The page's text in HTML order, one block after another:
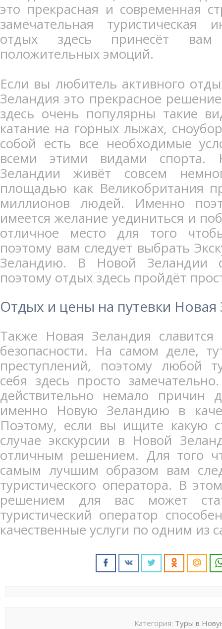
это прекрасная и современная
замечательная туристическая
отдых здесь принесёт вам
положительных эмоций.
Если вы любитель активного
Зеландия это прекрасное
здесь очень популярны такие
катание на горных лыжах,
собой есть все необходимые
всеми этими видами спорта.
Зеландии живёт совсем
площадью как Великобритания
миллионов людей. Именно
имеется желание уединиться и
отличное место для того
поэтому вам следует выбрать
Зеландию. В Новой Зеландии
поэтому отдых здесь пройдёт
Отдых и цены на путевки Новая
Также Новая Зеландия
безопасности. На самом деле,
преступлений, поэтому любой
себя здесь просто
действительно немало причин
именно Новую Зеландию в
Поэтому, если вы ищите какую
случае экскурсии в Новой
отличным решением. Для того
самым лучшим образом вам
туристического оператора. В
решением для вас может
туристический оператор
качественные услуги по одним из
Категория: Туры в